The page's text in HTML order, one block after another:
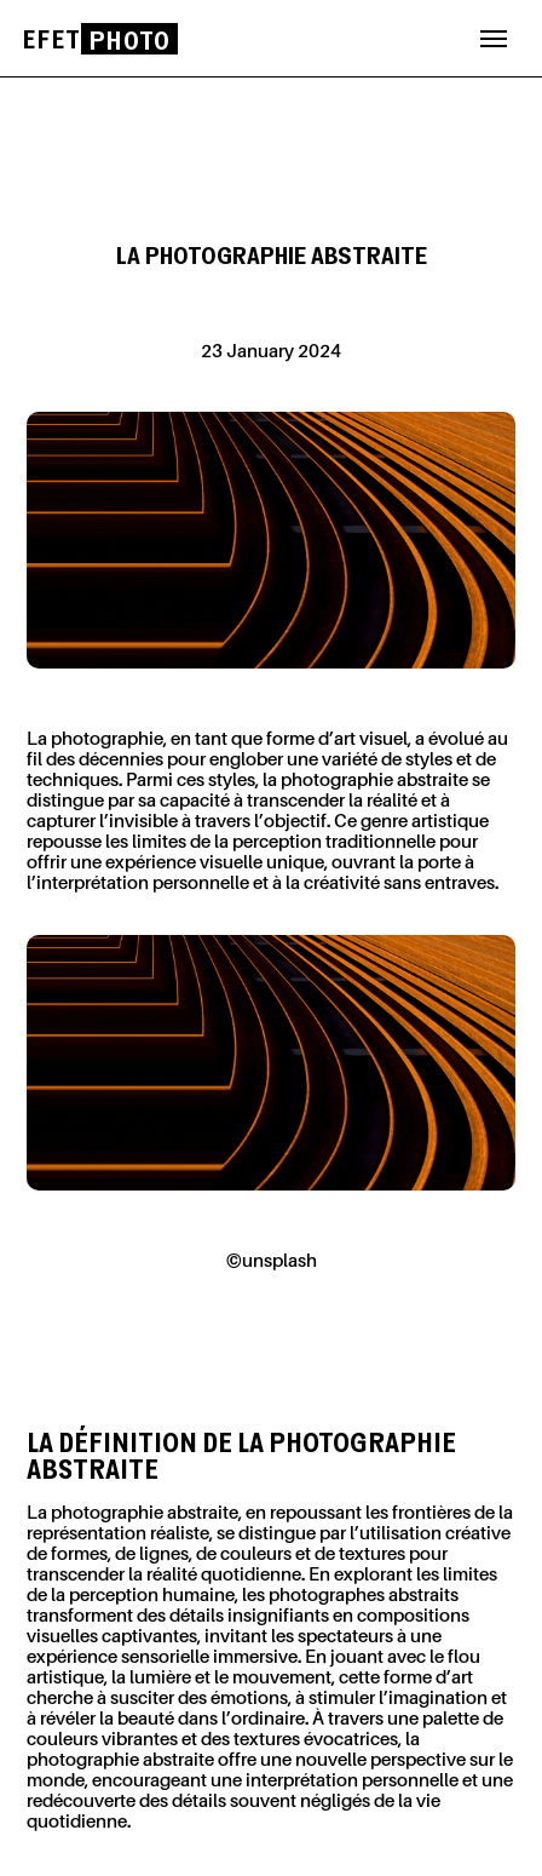
LA PHOTOGRAPHIE ABSTRAITE
23 January 2024
La photographie, en tant que forme d’art visuel, a évolué au
fil des décennies pour englober une variété de styles et de
techniques. Parmi ces styles, la photographie abstraite se
distingue par sa capacité à transcender la réalité et à
capturer l’invisible à travers l’objectif. Ce genre artistique
repousse les limites de la perception traditionnelle pour
offrir une expérience visuelle unique, ouvrant la porte à
l’interprétation personnelle et à la créativité sans entraves.
©unsplash
LA DÉFINITION DE LA PHOTOGRAPHIE
ABSTRAITE
La photographie abstraite, en repoussant les frontières de la
représentation réaliste, se distingue par l’utilisation créative
de formes, de lignes, de couleurs et de textures pour
transcender la réalité quotidienne. En explorant les limites
de la perception humaine, les photographes abstraits
transforment des détails insignifiants en compositions
visuelles captivantes, invitant les spectateurs à une
expérience sensorielle immersive. En jouant avec le flou
artistique, la lumière et le mouvement, cette forme d’art
cherche à susciter des émotions, à stimuler l’imagination et
à révéler la beauté dans l’ordinaire. À travers une palette de
couleurs vibrantes et des textures évocatrices, la
photographie abstraite offre une nouvelle perspective sur le
monde, encourageant une interprétation personnelle et une
redécouvertedes détails souvent négligés de la vie
quotidienne.
EFET PHOTO